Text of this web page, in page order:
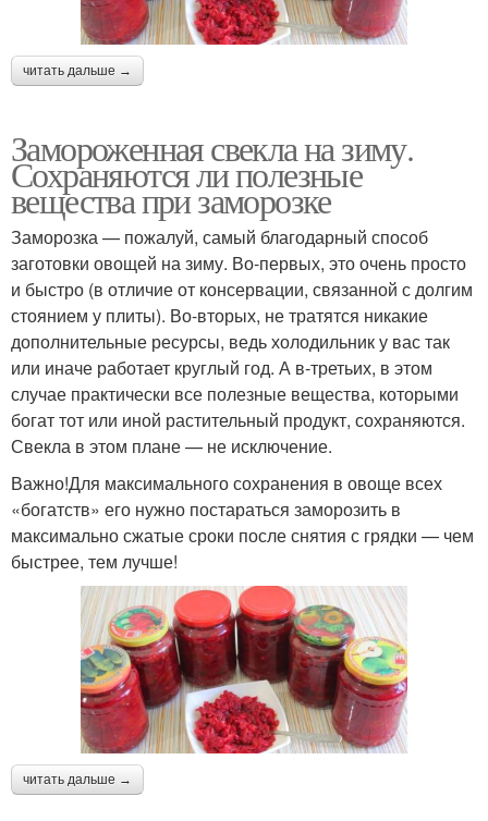
читать дальше →
Замороженная свекла на зиму.
Сохраняются ли полезные
вещества при заморозке
Заморозка — пожалуй, самый благодарный способ
заготовки овощей на зиму. Во-первых, это очень просто
и быстро (в отличие от консервации, связанной с долгим
стоянием у плиты). Во-вторых, не тратятся никакие
дополнительные ресурсы, ведь холодильник у вас так
или иначе работает круглый год. А в-третьих, в этом
случае практически все полезные вещества, которыми
богат тот или иной растительный продукт, сохраняются.
Свекла в этом плане — не исключение.
Важно!Для максимального сохранения в овоще всех
«богатств» его нужно постараться заморозить в
максимально сжатые сроки после снятия с грядки — чем
быстрее, тем лучше!
читать дальше →